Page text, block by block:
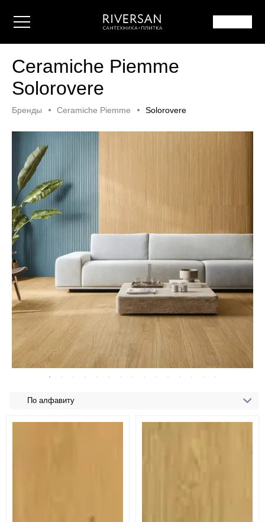
Ceramiche Piemme
Solorovere
Бренды Ceramiche Piemme Solorovere
По алфавиту